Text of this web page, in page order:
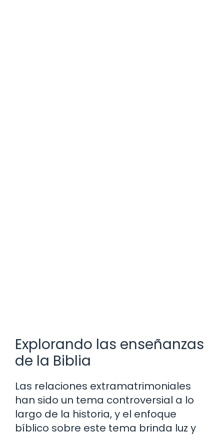
Explorando las enseñanzas
de la Biblia
Las relaciones extramatrimoniales
han sido un tema controversial a lo
largo de la historia, y el enfoque
bíblico sobre este tema brinda luz y